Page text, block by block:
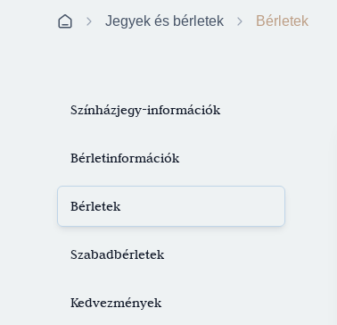
Jegyek és bérletek Bérletek
Színházjegy-információk
Bérletinformációk
Bérletek
Szabadbérletek
Kedvezmények